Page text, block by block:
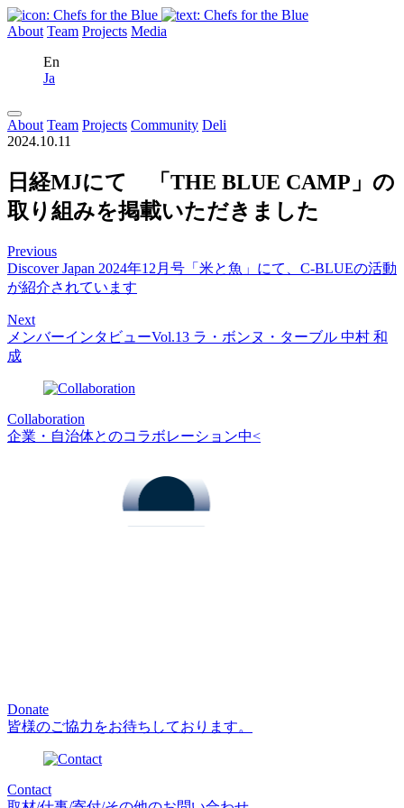
About Team Projects Media
En
Ja
About Team Projects Community Deli
2024.10.11
日経MJにて 「THE BLUE CAMP」の
取り組みを掲載いただきました
Previous
Discover Japan 2024年12月号「米と魚」にて、C-BLUEの活動
が紹介されています
Next
メンバーインタビューVol.13 ラ・ボンヌ・ターブル 中村 和
成
Collaboration
企業・自治体とのコラボレーション中<
Donate
皆様のご協力をお待ちしております。
Contact